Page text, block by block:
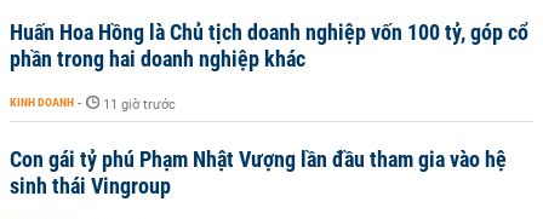
Huấn Hoa Hồng là Chủ tịch doanh nghiệp vốn 100 tỷ, góp cổ
phần trong hai doanh nghiệp khác
KINH DOANH - 11 giờ trước
Con gái tỷ phú Phạm Nhật Vượng lần đầu tham gia vào hệ
sinh thái Vingroup